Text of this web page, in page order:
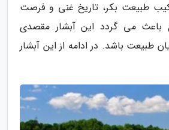
طبیعت بکر، تاریخ غنی و فرصت
باعث می گردد این آبشار مقصدی
طبیعت باشد. در ادامه از این آبشار